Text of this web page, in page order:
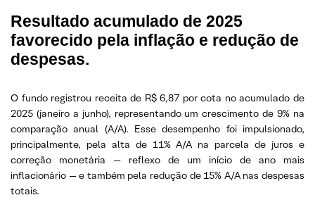
Resultado acumulado de 2025
favorecido pela inflação e redução de
despesas.
O fundo registrou receita de R$ 6,87 por cota no acumulado de
2025 (janeiro a junho), representando um crescimento de 9% na
comparação anual (A/A). Esse desempenho foi impulsionado,
principalmente, pela alta de 11% A/A na parcela de juros e
correção monetária — reflexo de um início de ano mais
inflacionário — e também pela redução de 15% A/A nas despesas
totais.